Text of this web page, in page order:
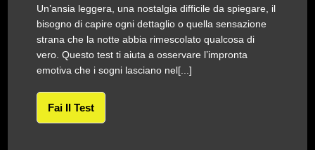
Un’ansia leggera, una nostalgia difficile da spiegare, il
bisogno di capire ogni dettaglio o quella sensazione
strana che la notte abbia rimescolato qualcosa di
vero. Questo test ti aiuta a osservare l’impronta
emotiva che i sogni lasciano nel[...]
Fai Il Test